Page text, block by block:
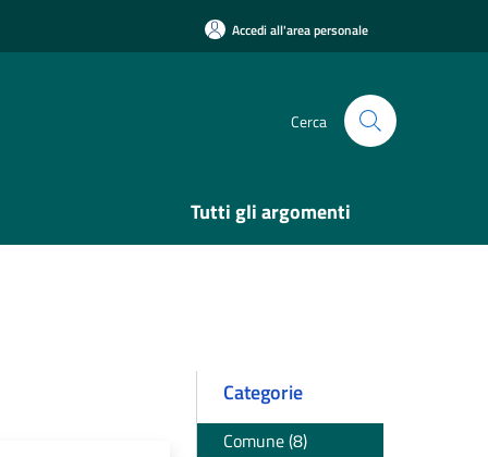
Accedi all'area personale
Cerca
Tutti gli argomenti
Categorie
Comune (8)